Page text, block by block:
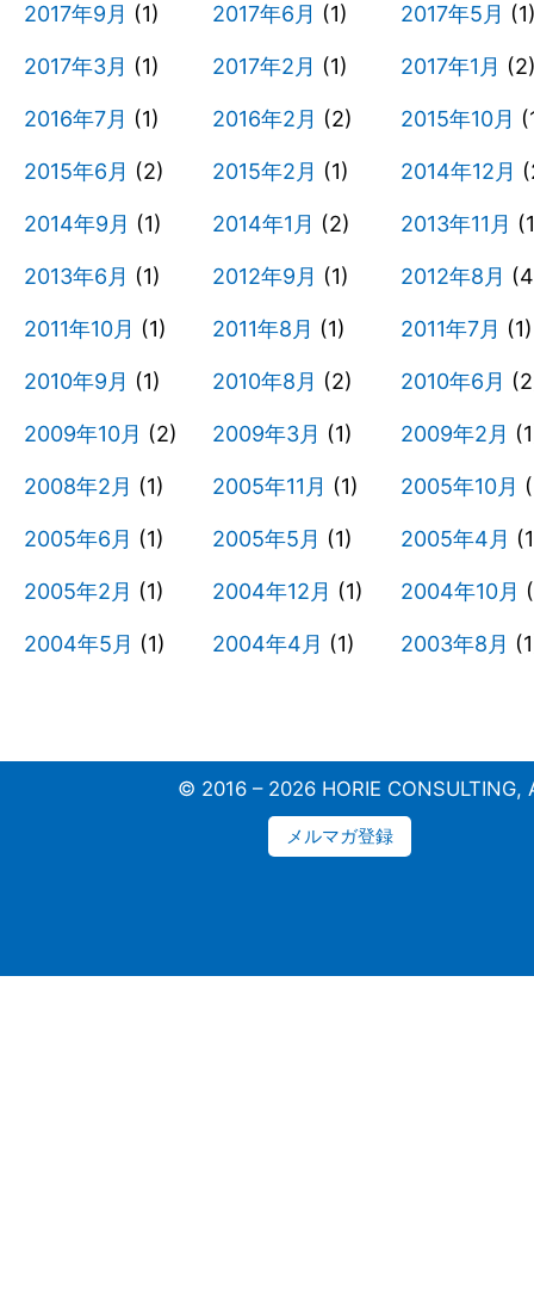
2017年9月 (1) 2017年6月 (1) 2017年5月
2017年3月 (1) 2017年2月 (1) 2017年1月
2016年7月 (1) 2016年2月 (2) 2015年10月
2015年6月 (2) 2015年2月 (1) 2014年12月
2014年9月 (1) 2014年1月 (2) 2013年11月
2013年6月 (1) 2012年9月 (1) 2012年8月
2011年10月 (1) 2011年8月 (1) 2011年7月 (1)
2010年9月 (1) 2010年8月 (2) 2010年6月
2009年10月 (2) 2009年3月 (1) 2009年2月
2008年2月 (1) 2005年11月 (1) 2005年10月
2005年6月 (1) 2005年5月 (1) 2005年4月
2005年2月 (1) 2004年12月 (1) 2004年10月
2004年5月 (1) 2004年4月 (1) 2003年8月
© 2016 – 2026 HORIE
メルマガ登録